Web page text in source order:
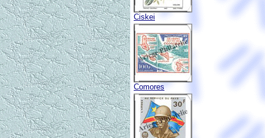
Ciskei
Comores